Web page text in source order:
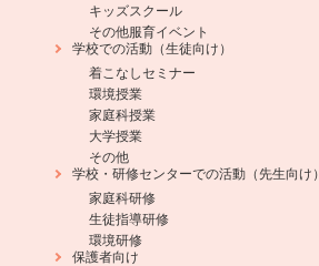
キッズスクール
その他服育イベント
学校での活動（生徒向け）
着こなしセミナー
環境授業
家庭科授業
大学授業
その他
学校・研修センターでの活動（先生向け）
家庭科研修
生徒指導研修
環境研修
保護者向け